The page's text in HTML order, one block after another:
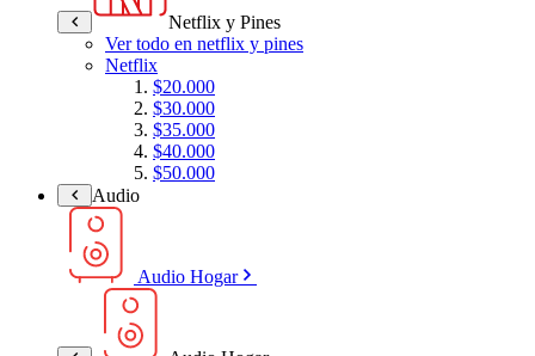
Netflix y Pines
Ver todo en netflix y pines
Netflix
$20.000
$30.000
$35.000
$40.000
$50.000
Audio
Audio Hogar